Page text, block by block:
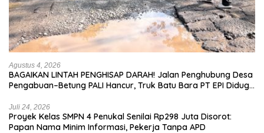
Agustus 4, 2026
BAGAIKAN LINTAH PENGHISAP DARAH! Jalan Penghubung Desa
Pengabuan–Betung PALI Hancur, Truk Batu Bara PT EPI Diduga
Juli 24, 2026
Proyek Kelas SMPN 4 Penukal Senilai Rp298 Juta Disorot:
Papan Nama Minim Informasi, Pekerja Tanpa APD